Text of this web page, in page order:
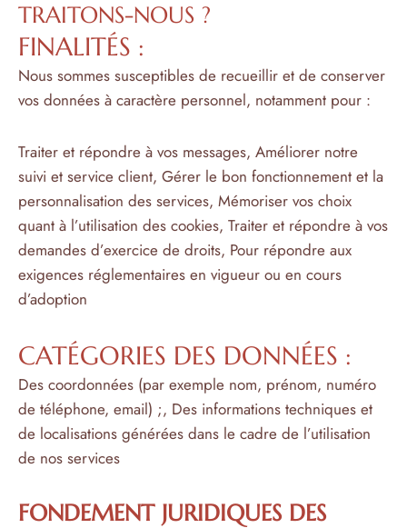
TRAITONS-NOUS ?
FINALITÉS :
Nous sommes susceptibles de recueillir et de conserver
vos données à caractère personnel, notamment pour :
Traiter et répondre à vos messages, Améliorer notre
suivi et service client, Gérer le bon fonctionnement et la
personnalisation des services, Mémoriser vos choix
quant à l’utilisation des cookies, Traiter et répondre à vos
demandes d’exercice de droits, Pour répondre aux
exigences réglementaires en vigueur ou en cours
d’adoption
CATÉGORIES DES DONNÉES :
Des coordonnées (par exemple nom, prénom, numéro
de téléphone, email) ;, Des informations techniques et
de localisations générées dans le cadre de l’utilisation
de nos services
FONDEMENT JURIDIQUES DES